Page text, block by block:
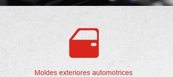
Moldes exteriores automotrices